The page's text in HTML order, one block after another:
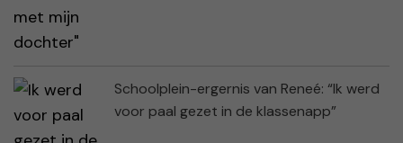
Schoolplein-ergernis van Reneé: “Ik werd
voor paal gezet in de klassenapp”